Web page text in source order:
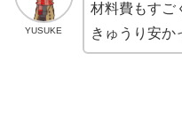
YUSUKE
材料費もすご
きゅうり安か